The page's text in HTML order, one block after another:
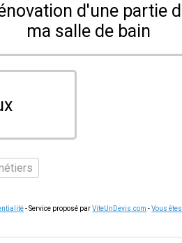
d'une partie
ma salle de bain
- Service proposé parViteUnDevis.com -Vous